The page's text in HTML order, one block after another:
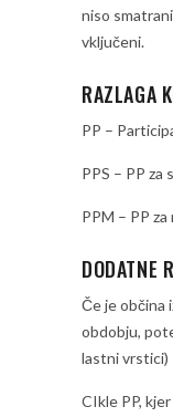
niso
vključeni.
RAZLAGA
PP –
PPS – PP za
PPM – PP za
DODATNE
Če je občina
obdobju,
lastni vrstici)
CIkle PP,